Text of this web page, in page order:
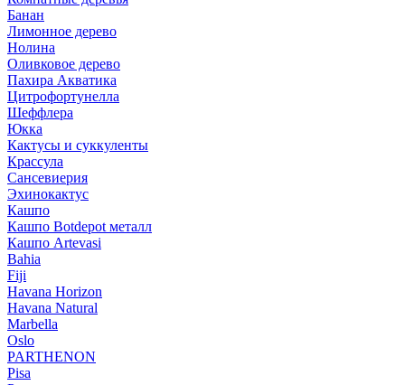
Банан
Лимонное дерево
Нолина
Оливковое дерево
Пахира Акватика
Цитрофортунелла
Шеффлера
Юкка
Кактусы и суккуленты
Крассула
Сансевиерия
Эхинокактус
Кашпо
Кашпо Botdepot металл
Кашпо Artevasi
Bahia
Fiji
Havana Horizon
Havana Natural
Marbella
Oslo
PARTHENON
Pisa